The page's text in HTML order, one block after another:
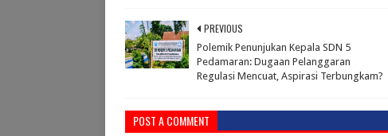
PREVIOUS
Polemik Penunjukan Kepala SDN 5
Pedamaran: Dugaan Pelanggaran
Regulasi Mencuat, Aspirasi Terbungkam?
POST A COMMENT